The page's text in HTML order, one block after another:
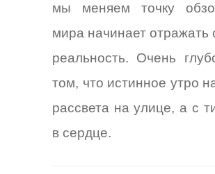
мы меняем точку
мира начинает отражать
реальность. Очень
том, что истинное утро
рассвета на улице, а с
в сердце.